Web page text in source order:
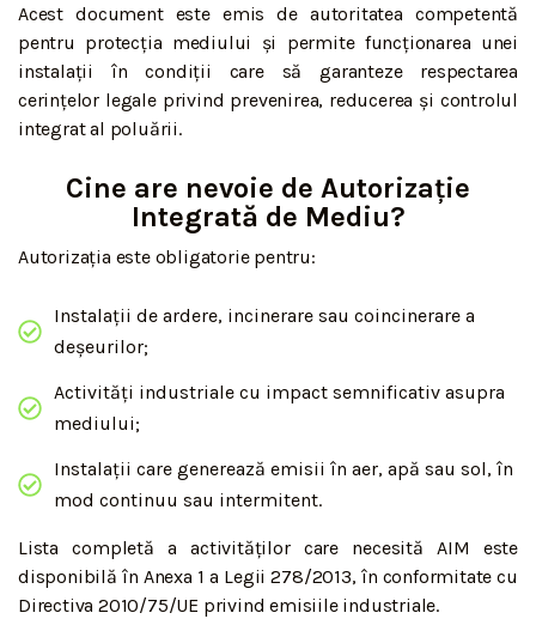
Acest document este emis de autoritatea competentă
pentru protecția mediului și permite funcționarea unei
instalații în condiții care să garanteze respectarea
cerințelor legale privind prevenirea, reducerea și controlul
integrat al poluării.
Cine are nevoie de Autorizație
Integrată de Mediu?
Autorizația este obligatorie pentru:
Instalații de ardere, incinerare sau coincinerare a
deșeurilor;
Activități industriale cu impact semnificativ asupra
mediului;
Instalații care generează emisii în aer, apă sau sol, în
mod continuu sau intermitent.
Lista completă a activităților care necesită AIM este
disponibilă în Anexa 1 a Legii 278/2013, în conformitate cu
Directiva 2010/75/UE privind emisiile industriale.